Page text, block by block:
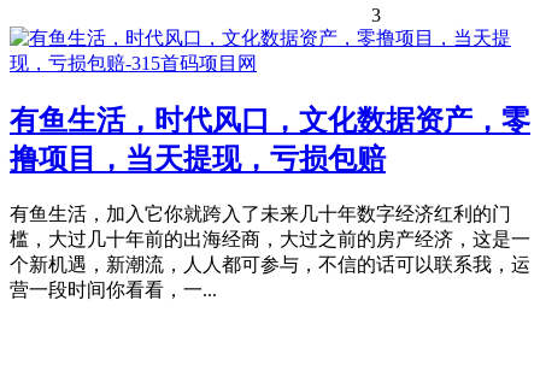
3
有鱼生活，时代风口，文化数据资产，零
撸项目，当天提现，亏损包赔
有鱼生活，加入它你就跨入了未来几十年数字经济红利的门
槛，大过几十年前的出海经商，大过之前的房产经济，这是一
个新机遇，新潮流，人人都可参与，不信的话可以联系我，运
营一段时间你看看，一...